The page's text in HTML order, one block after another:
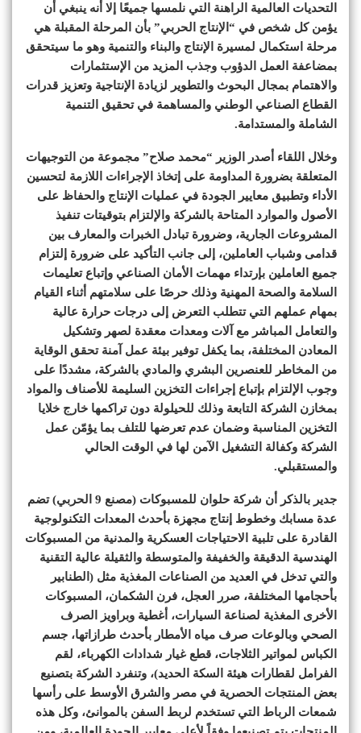
التحديات العالمية الراهنة التي نلمسها جميعًا إلا أنه ينبغي أن
يؤمن كل شخص في “الإنتاج الحربي” بأن المرحلة المقبلة هي
مرحلة استكمال لمسيرة الإنتاج والبناء والتنمية وهو ما سيتحقق
بمضاعفة العمل الدؤوب وجذب المزيد من الإستثمارات
والاهتمام بمجال البحوث والتطوير لزيادة الإنتاجية وتعزيز قدرات
القطاع الصناعي الوطني والمساهمة في تحقيق التنمية
الشاملة والمستدامة.
وخلال اللقاء أصدر الوزير “محمد صلاح” مجموعة من التوجيهات
المتعلقة بضرورة المداومة على إتخاذ الإجراءات اللازمة لتحسين
الأداء وتطبيق معايير الجودة في عمليات الإنتاج والحفاظ على
الأصول والموارد المتاحة بالشركة والإلتزام بتوقيتات تنفيذ
المشروعات الجارية، وضرورة تبادل الخبرات والمعارف بين
قدامى وشباب العاملين، إلى جانب التأكيد على ضرورة إلتزام
جميع العاملين بإرتداء مهمات الأمان الصناعي وإتباع تعليمات
السلامة والصحة المهنية وذلك حرصًا على سلامتهم أثناء القيام
بمهام عملهم التي تتطلب التعرض إلى درجات حرارة عالية
والتعامل المباشر مع آلات ومعدات معقدة لصهر وتشكيل
المعادن المختلفة، بما يكفل توفير بيئة عمل آمنة تحقق الوقاية
من المخاطر للعنصرين البشري والمادي بالشركة، مشددًا على
وجوب الإلتزام بإتباع إجراءات التخزين السليمة للأصناف والمواد
بمخازن الشركة التابعة وذلك للحيلولة دون تراكمها خارج خلايا
التخزين المناسبة وضمان عدم تعرضها للتلف بما يؤمّن عمل
الشركة وكفالة التشغيل الآمن لها في الوقت الحالي
والمستقبلي.
جدير بالذكر أن شركة حلوان للمسبوكات (مصنع 9 الحربي) تضم
عدة مسابك وخطوط إنتاج مجهزة بأحدث المعدات التكنولوجية
القادرة على تلبية الاحتياجات العسكرية والمدنية من المسبوكات
الهندسية الدقيقة والخفيفة والمتوسطة والثقيلة عالية التقنية
والتي تدخل في العديد من الصناعات المغذية مثل (الطنابير
بأحجامها المختلفة، صرر العجل، فرن الشكمان، المسبوكات
الأخرى المغذية لصناعة السيارات، أغطية وبراويز الصرف
الصحي وبالوعات صرف مياه الأمطار بأحدث طرازاتها، جسم
الكباس لمواتير الثلاجات، قطع غيار شدادات الكهرباء، لقم
الفرامل لقطارات هيئة السكة الحديد)، وتنفرد الشركة بتصنيع
بعض المنتجات الحصرية في مصر والشرق الأوسط على رأسها
شمعات الرباط التي تستخدم لربط السفن بالموانئ، وكل هذه